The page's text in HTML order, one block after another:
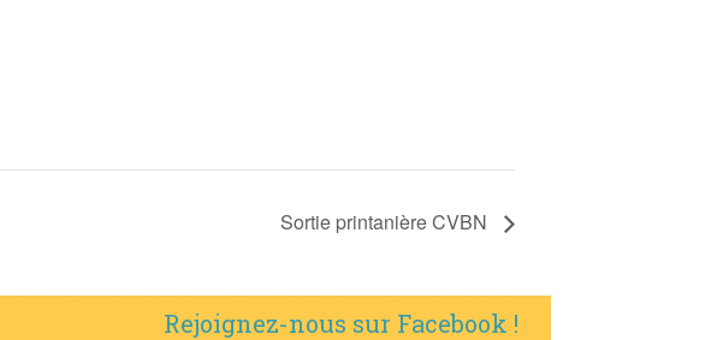
Sortie printanière CVBN
Rejoignez-nous sur Facebook !